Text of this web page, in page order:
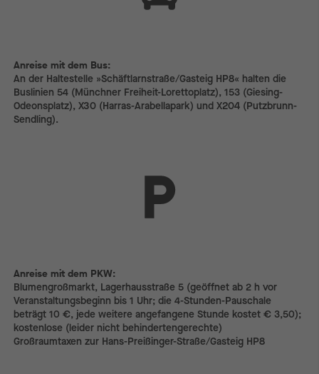
Anreise mit dem Bus:
Anreise mit dem Bus:
An der Haltestelle »Schäftlarnstraße/Gasteig HP8« halten die
Buslinien 54 (Münchner Freiheit-Lorettoplatz), 153 (Giesing-
Odeonsplatz), X30 (Harras-Arabellapark) und X204 (Putzbrunn-
Sendling).
Anreise mit dem PKW:
Anreise mit dem PKW:
Blumengroßmarkt, Lagerhausstraße 5 (geöffnet ab 2 h vor
Veranstaltungs­beginn bis 1 Uhr; die 4-Stunden-Pauschale
beträgt 10 €, jede weitere angefangene Stunde kostet € 3,50);
kostenlose (leider nicht behindertengerechte)
Großraumtaxen zur Hans-Preißinger-Straße/­Gasteig HP8